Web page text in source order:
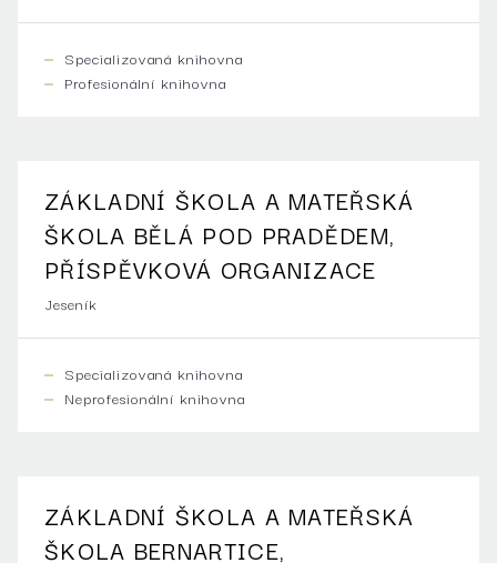
Specializovaná knihovna
Profesionální knihovna
ZÁKLADNÍ ŠKOLA A MATEŘSKÁ
ŠKOLA BĚLÁ POD PRADĚDEM,
PŘÍSPĚVKOVÁ ORGANIZACE
Jeseník
Specializovaná knihovna
Neprofesionální knihovna
ZÁKLADNÍ ŠKOLA A MATEŘSKÁ
ŠKOLA BERNARTICE,